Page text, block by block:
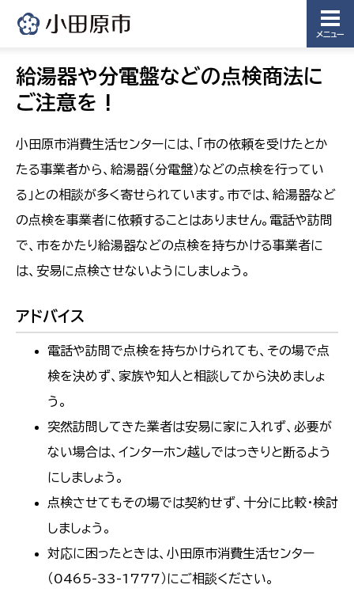
メニュー
給湯器や分電盤などの点検商法に
ご注意を !
小田原市消費生活センターには、「市の依頼を受けたとか
たる事業者から、給湯器（分電盤）などの点検を行ってい
る」との相談が多く寄せられています。市では、給湯器など
の点検を事業者に依頼することはありません。電話や訪問
で、市をかたり給湯器などの点検を持ちかける事業者に
は、安易に点検させないようにしましょう。
アドバイス
電話や訪問で点検を持ちかけられても、その場で点
検を決めず、家族や知人と相談してから決めましょ
う。
突然訪問してきた業者は安易に家に入れず、必要が
ない場合は、インターホン越しではっきりと断るよう
にしましょう。
点検させてもその場では契約せず、十分に比較・検討
しましょう。
対応に困ったときは、小田原市消費生活センター
（0465-33-1777）にご相談ください。